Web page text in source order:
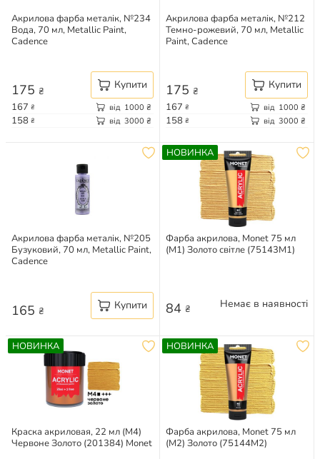
Акрилова фарба металік, №234
Вода, 70 мл, Metallic Paint,
Cadence
175 ₴ Купити
167 ₴ від 1000 ₴
158 ₴ від 3000 ₴
Акрилова фарба металік, №212
Темно-рожевий, 70 мл, Metallic
Paint, Cadence
175 ₴ Купити
167 ₴ від 1000 ₴
158 ₴ від 3000 ₴
Акрилова фарба металік, №205
Бузуковий, 70 мл, Metallic Paint,
Cadence
165 ₴ Купити
НОВИНКА
Фарба акрилова, Monet 75 мл
(M1) Золото світле (75143M1)
84 ₴ Немає в наявності
НОВИНКА
Краска акриловая, 22 мл (M4)
Червоне Золото (201384) Monet
НОВИНКА
Фарба акрилова, Monet 75 мл
(M2) Золото (75144M2)